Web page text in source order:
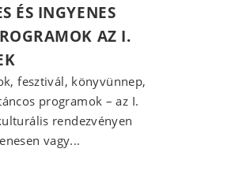
ÉS INGYENES
AZ I.
fesztivál, könyvünnep,
programok – az I.
rendezvényen
vagy...